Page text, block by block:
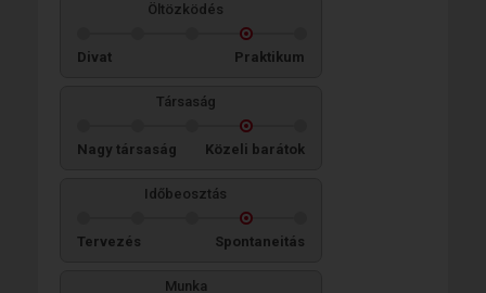
Öltözködés
Divat Praktikum
Társaság
Nagy társaság Közeli barátok
Időbeosztás
Tervezés Spontaneitás
Munka